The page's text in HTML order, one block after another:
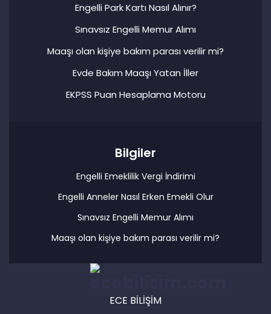
Engelli Park Kartı Nasıl Alınır?
Sınavsız Engelli Memur Alımı
Maaşı olan kişiye bakım parası verilir mi?
Evde Bakım Maaşı Yatan İller
EKPSS Puan Hesaplama Motoru
Bilgiler
Engelli Emeklilik Vergi İndirimi
Engelli Anneler Nasıl Erken Emekli Olur
Sınavsız Engelli Memur Alımı
Maaşı olan kişiye bakım parası verilir mi?
ECE BİLİŞİM